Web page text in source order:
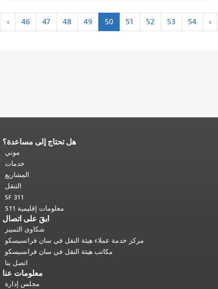
ترقيم
الصفحات
«
أولاً
‹<
سابق
46 47 48 49 50 51 52 53 54
هل تحتاج إلى مساعدة؟
خدمات
المشاريع
SF 311
معلومات إقليمية 511
ابقَ على اتصال
شكاوى التمييز
مركز خدمة عملاء هيئة النقل في سان فرانسيسكو
مكاتب هيئة النقل في سان فرانسيسكو
اتصل بنا
معلومات عنا
مجلس إدارة